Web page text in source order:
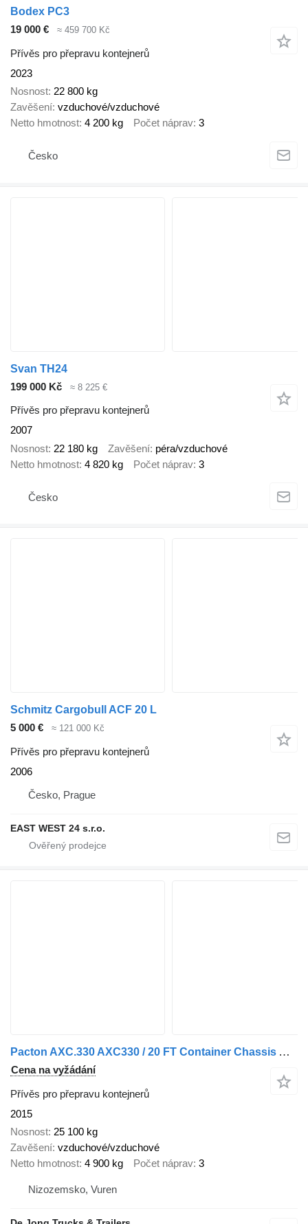
Bodex PC3
19 000 €
≈ 459 700 Kč
Přívěs pro přepravu kontejnerů
2023
Nosnost 22 800 kg
Zavěšení vzduchové/vzduchové
Netto hmotnost 4 200 kg Počet náprav 3
Česko
Svan TH24
199 000 Kč
≈ 8 225 €
Přívěs pro přepravu kontejnerů
2007
Nosnost 22 180 kg Zavěšení péra/vzduchové
Netto hmotnost 4 820 kg Počet náprav 3
Česko
Schmitz Cargobull ACF 20 L
5 000 €
≈ 121 000 Kč
Přívěs pro přepravu kontejnerů
2006
Česko, Prague
EAST WEST 24 s.r.o.
Pacton AXC.330 AXC330 / 20 FT Container Chassis Aanhanger / BPW + Drum
Cena na vyžádání
Přívěs pro přepravu kontejnerů
2015
Nosnost 25 100 kg
Zavěšení vzduchové/vzduchové
Netto hmotnost 4 900 kg Počet náprav 3
Nizozemsko, Vuren